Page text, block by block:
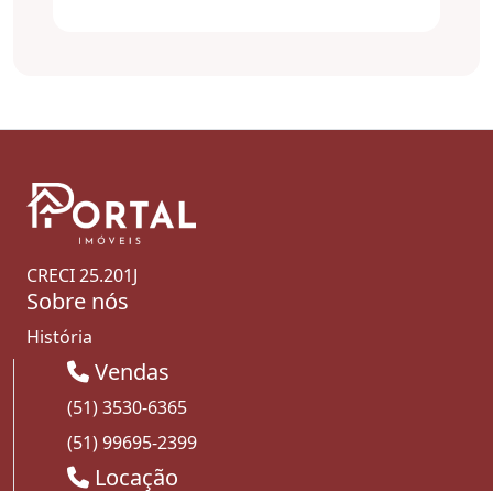
CRECI 25.201J
Sobre nós
História
Vendas
(51) 3530-6365
(51) 99695-2399
Locação